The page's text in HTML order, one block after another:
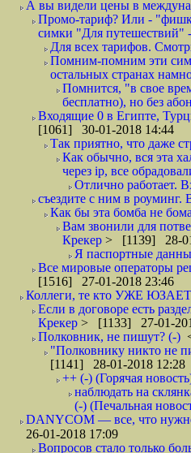
А вы видели цены в
Промо-тариф? Или -
симки "Для путешествий"
Для всех тарифов.
Помним-помним эти
остальных странах
Помнится, "в свое
бесплатно), но без
Входящие 0 в Египте,
[1061] 30-01-2018 14:44
Так приятно, что даже
Как обычно, вся эта
через ip, все
Отлично работает.
съездите с ним в роуминг.
Как бы эта бомба не
Вам звонили для
Крекер > [1139] 28-
Я паспортные
Все мировые операторы
[1516] 27-01-2018 23:46
Коллеги, те кто УЖЕ ЮЗАЕТ
Если в договоре есть
Крекер > [1133] 27-01-
Полковник, не пишут? (-)
"Полковнику никто не
[1141] 28-01-2018 12:28
++ (-) (Горячая
наблюдать на
(-) (Печальная
DANYCOM — все, что
26-01-2018 17:09
Вопросов стало только